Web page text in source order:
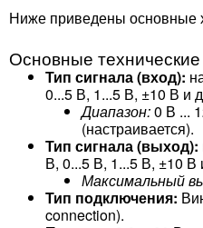
Ниже приведены основные
Основные технические
Тип сигнала (вход):
0...5 В, 1...5 В, ±10 В и
Диапазон:0 В ...
(настраивается).
Тип сигнала (выход):
В, 0...5 В, 1...5 В, ±10 В
Максимальный
Тип подключения:
connection).